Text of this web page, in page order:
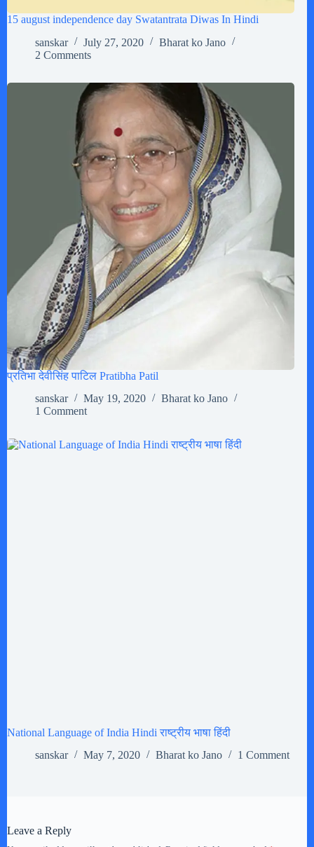
15 august independence day Swatantrata Diwas In Hindi
sanskar
July 27, 2020
Bharat ko Jano
2 Comments
प्रतिभा देवीसिंह पाटिल Pratibha Patil
sanskar
May 19, 2020
Bharat ko Jano
1 Comment
National Language of India Hindi राष्ट्रीय भाषा हिंदी
sanskar
May 7, 2020 Bharat ko Jano 1 Comment
Leave a Reply